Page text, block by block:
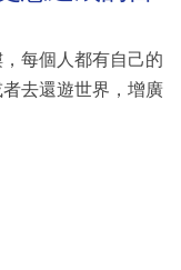
每個人都有自己的
去還遊世界，增廣